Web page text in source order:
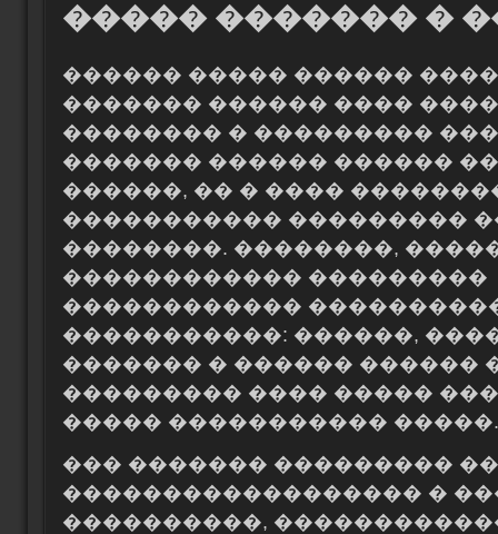
����� ������� �
������ ����� ������
������� ������ ����
�������� � ���������
������� ������ ������
������, �� � ����
����������� ���������
��������. ��������,
������������ ���������
������������
�����������: ������,
������� � ������ ������
��������� ���� �����
����� ����������� �����.
��� ������� ��������� ��
������������������ �
����������,